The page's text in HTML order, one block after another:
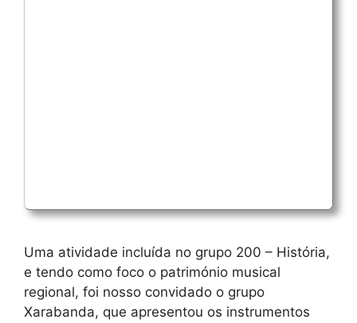
Uma atividade incluída no grupo 200 – História,
e tendo como foco o património musical
regional, foi nosso convidado o grupo
Xarabanda, que apresentou os instrumentos